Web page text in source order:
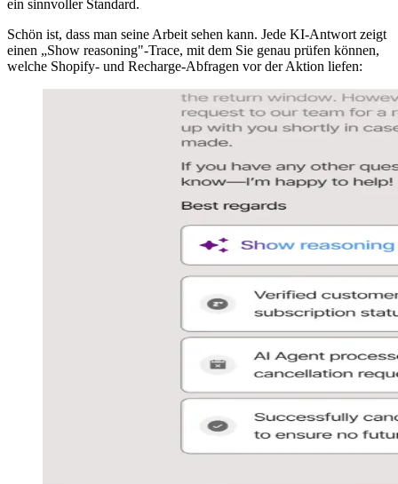
ein sinnvoller Standard.
Schön ist, dass man seine Arbeit sehen kann. Jede KI-Antwort zeigt
einen „Show reasoning"-Trace, mit dem Sie genau prüfen können,
welche Shopify- und Recharge-Abfragen vor der Aktion liefen: